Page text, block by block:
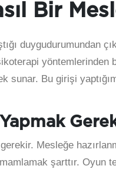
Bir
duygudurumundan
yöntemlerinden
Bu girişi
Mesleğe
şarttır. Oyun